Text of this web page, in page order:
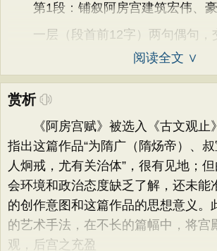
第1段：铺叙阿房宫建筑宏伟、豪
一层（段首前12字）两句偶句，
阅读全文 ∨
赏析
《阿房宫赋》被选入《古文观止
指出这篇作品“为隋广（隋炀帝）、
人炯戒，尤有关治体”，很有见地；
会环境和政治态度缺乏了解，还未能
的创作意图和这篇作品的思想意义。
的艺术手法，在不长的篇幅中，将宫
观，后宫之充盈